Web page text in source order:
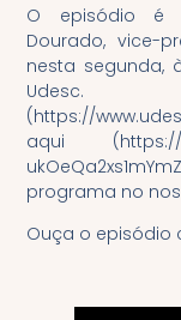
O episódio é
Dourado, vice-
nesta segunda,
Udesc.
(https://
aqui (https://
programa no
Ouça o episódio